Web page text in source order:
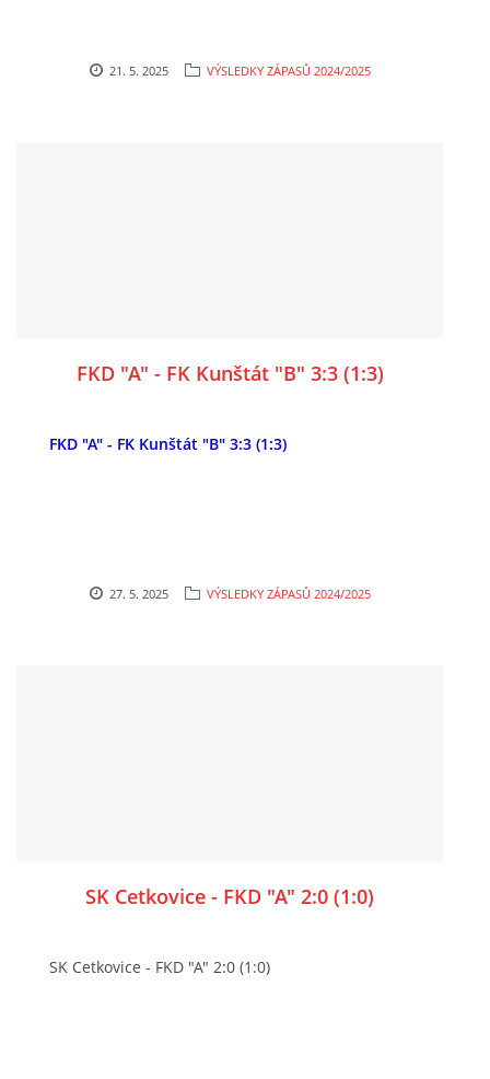
21. 5. 2025 VÝSLEDKY ZÁPASŮ 2024/2025
FKD "A" - FK Kunštát "B" 3:3 (1:3)
FKD "A" - FK Kunštát "B" 3:3 (1:3)
27. 5. 2025 VÝSLEDKY ZÁPASŮ 2024/2025
SK Cetkovice - FKD "A" 2:0 (1:0)
SK Cetkovice - FKD "A" 2:0 (1:0)